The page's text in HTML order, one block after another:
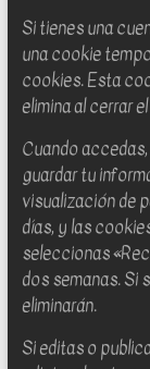
Si tienes una
una cookie
cookies. Esta
elimina al cerrar
Cuando
guardar tu
visualización de
días, y las
seleccionas
dos semanas. Si
eliminarán.
Si editas o